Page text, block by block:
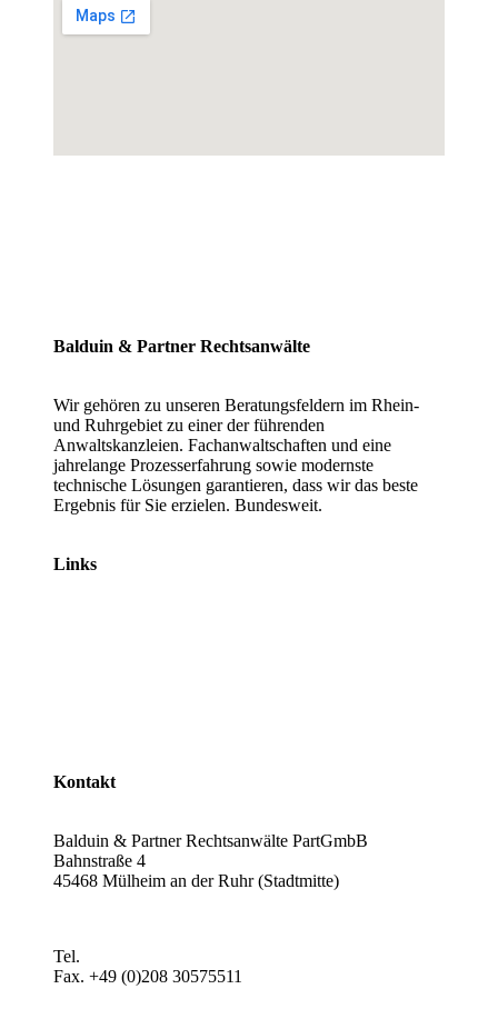
Balduin & Partner Rechtsanwälte
Wir gehören zu unseren Beratungsfeldern im Rhein-
und Ruhrgebiet zu einer der führenden
Anwaltskanzleien. Fachanwaltschaften und eine
jahrelange Prozesserfahrung sowie modernste
technische Lösungen garantieren, dass wir das beste
Ergebnis für Sie erzielen. Bundesweit.
Links
Kontakt
Balduin & Partner Rechtsanwälte PartGmbB
Bahnstraße 4
45468 Mülheim an der Ruhr (Stadtmitte)
Tel.
Fax. +49 (0)208 30575511